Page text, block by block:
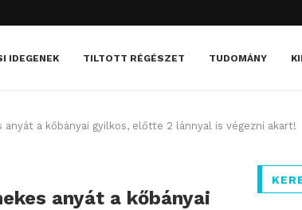
derültek ki!
IDEGENEK TILTOTT RÉGÉSZET TUDOMÁNY
a kőbányai gyilkos, előtte 2 lánnyal is végezni akart!
anyát a kőbányai